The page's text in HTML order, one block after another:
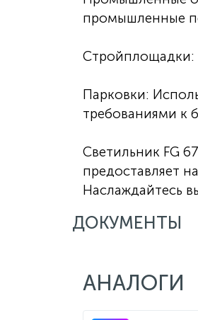
промышленные
Стройплощадки:
Парковки:
требованиями к
Светильник FG
предоставляет
Наслаждайтесь
ДОКУМЕНТЫ
АНАЛОГИ